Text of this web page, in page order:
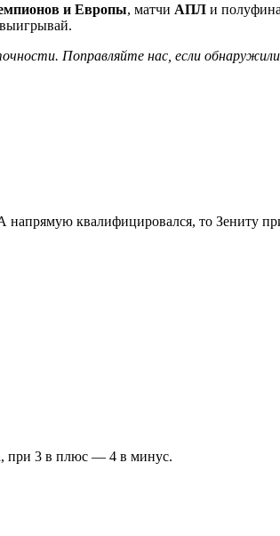
и Европы, матчи АПЛ и
Поправляйте нас, если
квалифицировался, то Зениту
при 3 в плюс — 4 в минус.